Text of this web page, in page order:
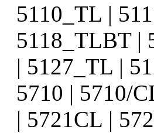
5110_TL |
5118_TLBT |
| 5127_TL |
5710 | 5710/
| 5721CL |